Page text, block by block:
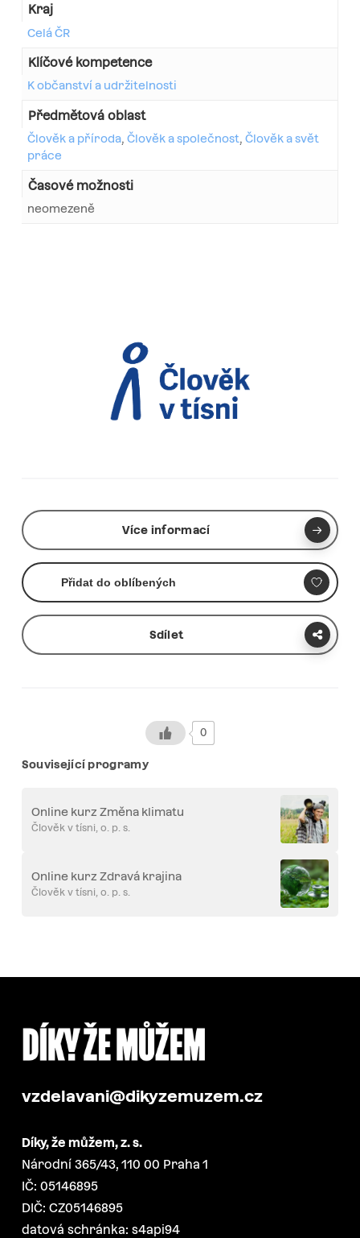
Kraj
Celá ČR
Klíčové kompetence
K občanství a udržitelnosti
Předmětová oblast
Člověk a příroda, Člověk a společnost, Člověk a svět
práce
Časové možnosti
neomezeně
Více informací
Přidat do oblíbených
Sdílet
0
Související programy
Online kurz Změna klimatu
Člověk v tísni, o. p. s.
Online kurz Zdravá krajina
Člověk v tísni, o. p. s.
vzdelavani@dikyzemuzem.cz
Díky, že můžem, z. s.
Národní 365/43, 110 00 Praha 1
IČ: 05146895
DIČ: CZ05146895
datová schránka: s4api94